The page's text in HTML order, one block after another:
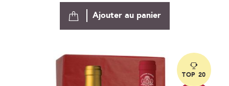
Ajouter au panier
TOP 20